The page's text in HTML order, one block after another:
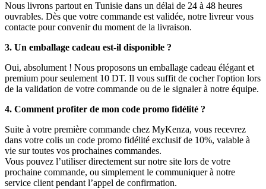
Nous livrons partout en Tunisie dans un délai de 24 à 48 heures
ouvrables. Dès que votre commande est validée, notre livreur vous
contacte pour convenir du moment de la livraison.
3. Un emballage cadeau est-il disponible ?
Oui, absolument ! Nous proposons un emballage cadeau élégant et
premium pour seulement 10 DT. Il vous suffit de cocher l'option lors
de la validation de votre commande ou de le signaler à notre équipe.
4. Comment profiter de mon code promo fidélité ?
Suite à votre première commande chez MyKenza, vous recevrez
dans votre colis un code promo fidélité exclusif de 10%, valable à
vie sur toutes vos prochaines commandes.
Vous pouvez l’utiliser directement sur notre site lors de votre
prochaine commande, ou simplement le communiquer à notre
service client pendant l’appel de confirmation.